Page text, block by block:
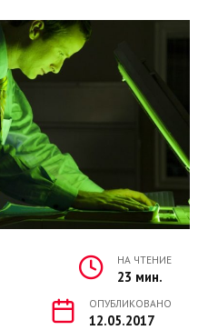
НА ЧТЕНИЕ
23 мин.
ОПУБЛИКОВАНО
12.05.2017